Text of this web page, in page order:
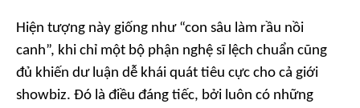
Hiện tượng này giống như “con sâu làm rầu nồi
canh”, khi chỉ một bộ phận nghệ sĩ lệch chuẩn cũng
đủ khiến dư luận dễ khái quát tiêu cực cho cả giới
showbiz. Đó là điều đáng tiếc, bởi luôn có những